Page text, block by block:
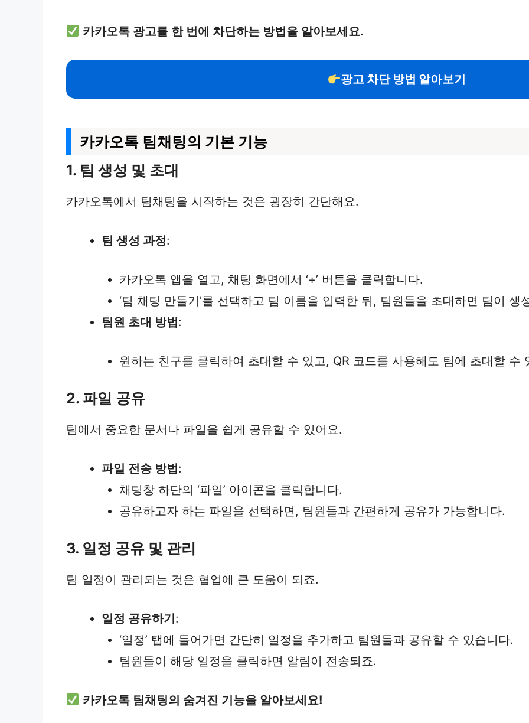
카카오톡 광고를 한 번에 차단하는 방법을 알아보세요.
광고 차단 방법 알아보기
카카오톡 팀채팅의 기본 기능
1. 팀 생성 및 초대
카카오톡에서 팀채팅을 시작하는 것은 굉장히 간단해요.
팀 생성 과정:
카카오톡 앱을 열고, 채팅 화면에서 ‘+’ 버튼을 클릭합니다.
‘팀 채팅 만들기’를 선택하고 팀 이름을 입력한 뒤, 팀원들을 초대하면 팀이 생
팀원 초대 방법:
원하는 친구를 클릭하여 초대할 수 있고, QR 코드를 사용해도 팀에 초대할 수
2. 파일 공유
팀에서 중요한 문서나 파일을 쉽게 공유할 수 있어요.
파일 전송 방법:
채팅창 하단의 ‘파일’ 아이콘을 클릭합니다.
공유하고자 하는 파일을 선택하면, 팀원들과 간편하게 공유가 가능합니다.
3. 일정 공유 및 관리
팀 일정이 관리되는 것은 협업에 큰 도움이 되죠.
일정 공유하기:
‘일정’ 탭에 들어가면 간단히 일정을 추가하고 팀원들과 공유할 수 있습니다.
팀원들이 해당 일정을 클릭하면 알림이 전송되죠.
카카오톡 팀채팅의 숨겨진 기능을 알아보세요!